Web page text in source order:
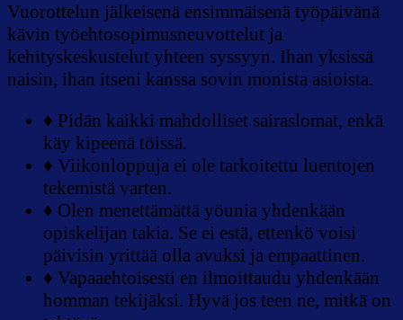
Vuorottelun jälkeisenä ensimmäisenä työpäivänä
kävin työehtosopimusneuvottelut ja
kehityskeskustelut yhteen syssyyn. Ihan yksissä
naisin, ihan itseni kanssa sovin monista asioista.
♦ Pidän kaikki mahdolliset sairaslomat, enkä
käy kipeenä töissä.
♦ Viikonloppuja ei ole tarkoitettu luentojen
tekemistä varten.
♦ Olen menettämättä yöunia yhdenkään
opiskelijan takia. Se ei estä, ettenkö voisi
päivisin yrittää olla avuksi ja empaattinen.
♦ Vapaaehtoisesti en ilmoittaudu yhdenkään
homman tekijäksi. Hyvä jos teen ne, mitkä on